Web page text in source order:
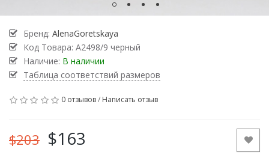
Бренд: AlenaGoretskaya
Код Товара: А2498/9 черный
Наличие: В наличии
Таблица соответствий размеров
0 отзывов/ Написать отзыв
$203 $163